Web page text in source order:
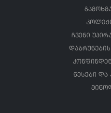
ჩვენი
წესები და